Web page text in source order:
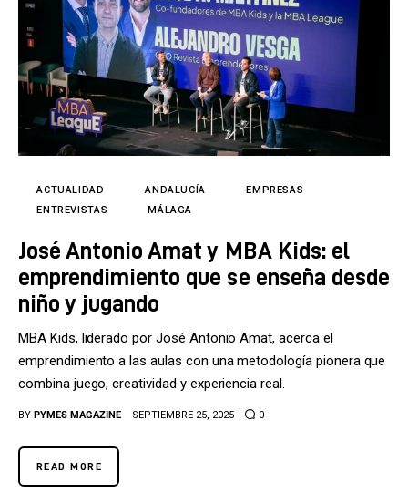
ACTUALIDAD ANDALUCÍA
EMPRESAS
ENTREVISTAS
MÁLAGA
José Antonio Amat y MBA Kids: el
emprendimiento que se enseña desde
niño y jugando
MBA Kids, liderado por José Antonio Amat, acerca el
emprendimiento a las aulas con una metodología pionera que
combina juego, creatividad y experiencia real.
BY PYMES MAGAZINE SEPTIEMBRE 25, 2025 0
READ MORE